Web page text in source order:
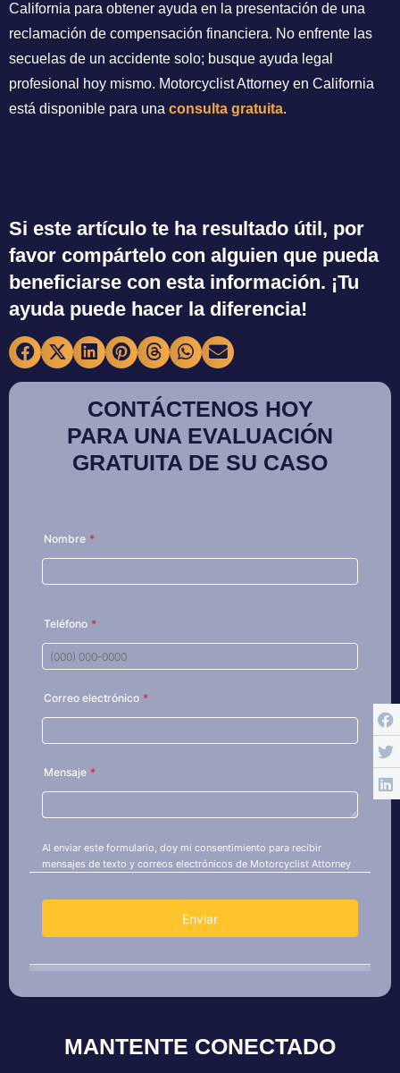
California para obtener ayuda en la presentación de una
reclamación de compensación financiera. No enfrente las
secuelas de un accidente solo; busque ayuda legal
profesional hoy mismo. Motorcyclist Attorney en California
está disponible para una consulta gratuita.
Si este artículo te ha resultado útil, por
favor compártelo con alguien que pueda
beneficiarse con esta información. ¡Tu
ayuda puede hacer la diferencia!
CONTÁCTENOS HOY
PARA UNA EVALUACIÓN
GRATUITA DE SU CASO
MANTENTE CONECTADO